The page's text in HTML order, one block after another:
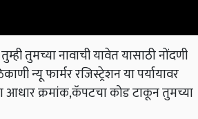
तुमच्या नावाची यावेत यासाठी नोंदणी
न्यू फार्मर रजिस्ट्रेशन या पर्यायावर
क्रमांक,कॅपटचा कोड टाकून तुमच्या